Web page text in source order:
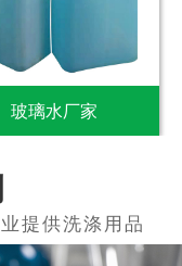
玻璃水厂家